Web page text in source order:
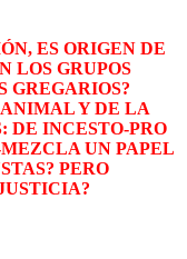
ES ORIGEN DE
LOS GRUPOS
GREGARIOS?
Y DE LA
DE INCESTO-PRO
UN PAPEL
PERO